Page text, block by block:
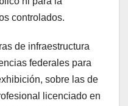
controlados.
de infraestructura
federales para
sobre las de
licenciado en